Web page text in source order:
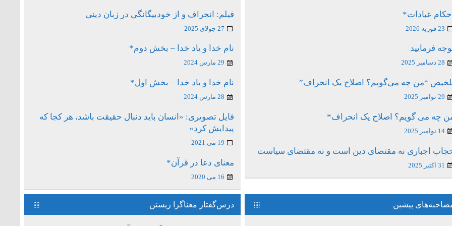
فیلم: انحراف و از خودبیگانگی در زبان دینی
27 جولای 2025
نام خدا و یاد خدا – بخش دوم*
29 مارس 2024
نام خدا و یاد خدا – بخش اول*
28 مارس 2024
فایل تصویری: «انسان باید دنبال حقیقت باشد، هر کجا که
پیدایش کرد»
19 می 2021
معنای دعا در قرآن*
16 می 2020
احکام عبادات*
23 فوریه 2026
فرمایید
28 دسامبر 2025
“من چه می‌گویم؟ اصلاح یک انحراف”
29 نوامبر 2025
چه می گویم؟ اصلاح یک انحراف*
14 نوامبر 2025
اجباری نه مقتضای دین است و نه مقتضای سیاست
31 اکتبر 2025
درس‌گفتار معناگرا زیستن پیشین